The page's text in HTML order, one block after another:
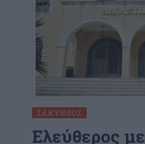
ΖΆΚΥΝΘΟΣ
Ελεύθερος με